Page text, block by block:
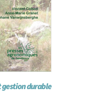
durable